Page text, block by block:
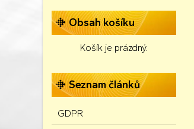
Obsah košíku
Košík je prázdný.
Seznam článků
GDPR